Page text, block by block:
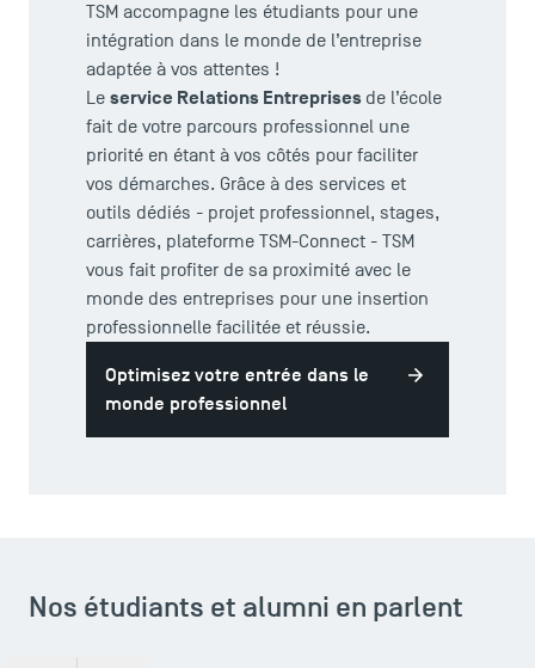
TSM Éducation
TSM-Research
TSM Doctoral Programme
TSM accompagne les étudiants pour une
intégration dans le monde de l’entreprise
adaptée à vos attentes !
Le service Relations Entreprises de l’école
fait de votre parcours professionnel une
priorité en étant à vos côtés pour faciliter
vos démarches. Grâce à des services et
outils dédiés - projet professionnel, stages,
carrières, plateforme TSM-Connect - TSM
vous fait profiter de sa proximité avec le
monde des entreprises pour une insertion
professionnelle facilitée et réussie.
Optimisez votre entrée dans le
monde professionnel
Nos étudiants et alumni en parlent